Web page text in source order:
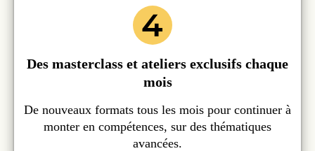
Des masterclass et ateliers exclusifs chaque
mois
De nouveaux formats tous les mois pour continuer à
monter en compétences, sur des thématiques
avancées.